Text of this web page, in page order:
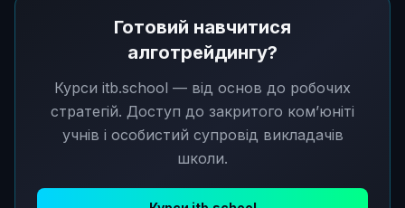
Готовий навчитися
алготрейдингу?
Курси itb.school — від основ до робочих
стратегій. Доступ до закритого ком’юніті
учнів і особистий супровід викладачів
школи.